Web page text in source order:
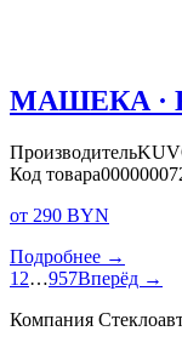
МАШЕКА ·
Производитель
Код товара
от 290 BYN
Подробнее →
1 2…957Вперёд →
Компания